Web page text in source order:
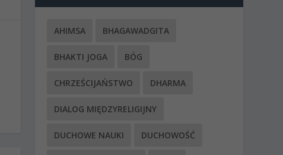
AHIMSA BHAGAWADGITA
BHAKTI JOGA BÓG
CHRZEŚCIJAŃSTWO DHARMA
DIALOG MIĘDZYRELIGIJNY
DUCHOWE NAUKI DUCHOWOŚĆ